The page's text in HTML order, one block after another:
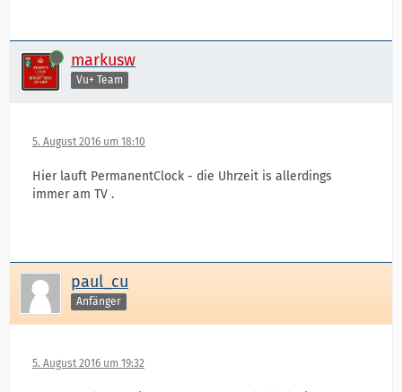
Online markusw
Vu+ Team
5. August 2016 um 18:10
Hier lauft PermanentClock - die Uhrzeit is allerdings
immer am TV .
paul_cu
Anfänger
5. August 2016 um 19:32